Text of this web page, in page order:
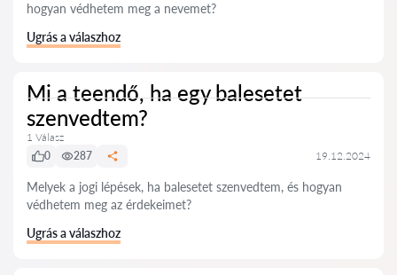
hogyan védhetem meg a nevemet?
Ugrás a válaszhoz
Mi a teendő, ha egy balesetet
szenvedtem?
1 Válasz
0
287 19.12.2024
Melyek a jogi lépések, ha balesetet szenvedtem, és hogyan
védhetem meg az érdekeimet?
Ugrás a válaszhoz